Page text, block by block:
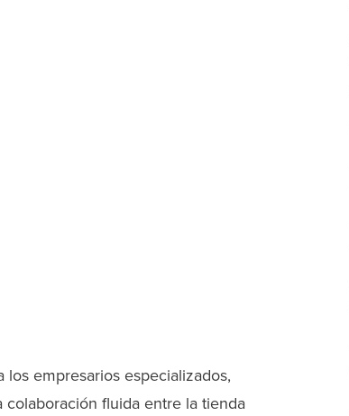
empresarios especializados,
fluida entre la tienda